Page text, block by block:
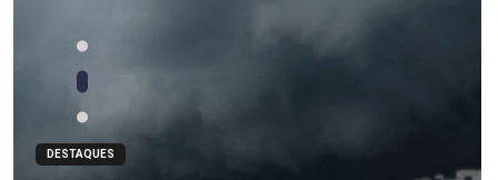
DESTAQUES